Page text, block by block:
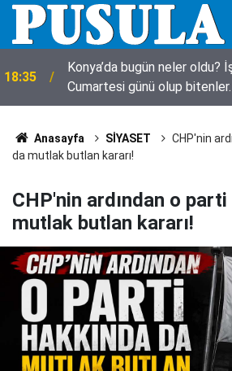
18:23 Avukat Esra Betül'den
Anasayfa SİYASET
CHP'nin
da mutlak butlan kararı!
CHP'nin ardından o parti
mutlak butlan kararı!